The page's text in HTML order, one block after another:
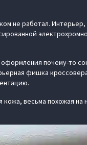
не работал.
почему-то
фишка
весьма похожая